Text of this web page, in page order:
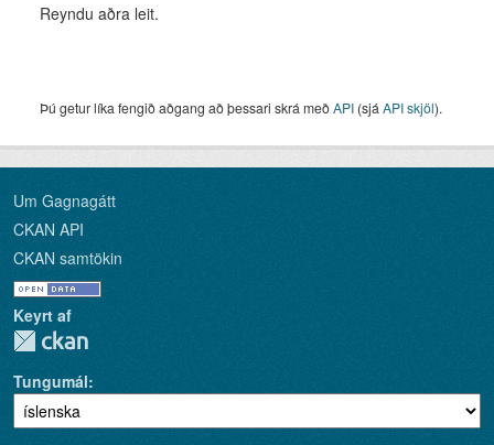
Reyndu aðra leit.
Þú getur líka fengið aðgang að þessari skrá meðAPI (sjá API skjöl).
Um Gagnagátt
CKAN API
CKAN samtökin
Keyrt af
Tungumál